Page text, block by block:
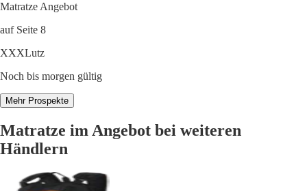
Matratze Angebot
auf Seite 8
XXXLutz
Noch bis morgen gültig
Mehr Prospekte
Matratze im Angebot bei weiteren
Händlern